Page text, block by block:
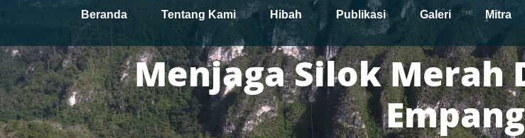
Beranda Tentang Kami Hibah Publikasi Galeri Mitra
Menjaga Silok Merah